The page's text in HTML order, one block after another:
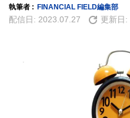
執筆者 : FINANCIAL FIELD編集部
配信日: 2023.07.27 更新日: